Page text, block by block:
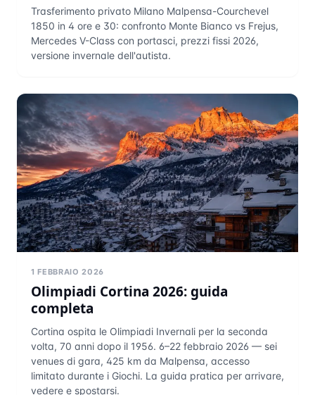
Trasferimento privato Milano Malpensa-Courchevel
1850 in 4 ore e 30: confronto Monte Bianco vs Frejus,
Mercedes V-Class con portasci, prezzi fissi 2026,
versione invernale dell'autista.
1 FEBBRAIO 2026
Olimpiadi Cortina 2026: guida
completa
Cortina ospita le Olimpiadi Invernali per la seconda
volta, 70 anni dopo il 1956. 6–22 febbraio 2026 — sei
venues di gara, 425 km da Malpensa, accesso
limitato durante i Giochi. La guida pratica per arrivare,
vedere e spostarsi.